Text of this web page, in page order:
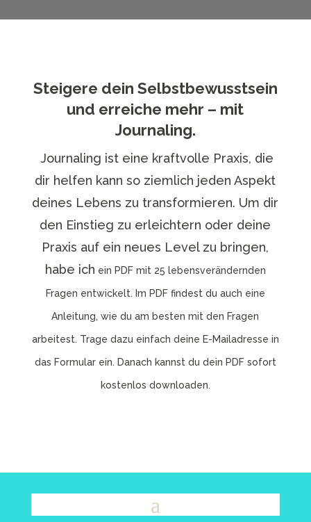
Steigere dein Selbstbewusstsein
und erreiche mehr – mit
Journaling.
Journaling ist eine kraftvolle Praxis, die
dir helfen kann so ziemlich jeden Aspekt
deines Lebens zu transformieren. Um dir
den Einstieg zu erleichtern oder deine
Praxis auf ein neues Level zu bringen,
habe ich ein PDF mit 25 lebensverändernden
Fragen entwickelt. Im PDF findest du auch eine
Anleitung, wie du am besten mit den Fragen
arbeitest. Trage dazu einfach deine E-Mailadresse in
das Formular ein. Danach kannst du dein PDF sofort
kostenlos downloaden.